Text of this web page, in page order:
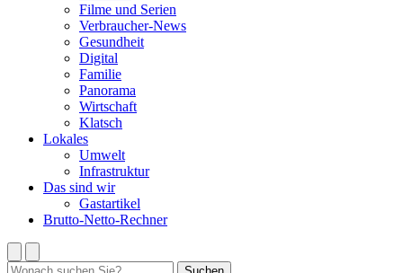
Filme und Serien
Verbraucher-News
Gesundheit
Digital
Familie
Panorama
Wirtschaft
Klatsch
Lokales
Umwelt
Infrastruktur
Das sind wir
Gastartikel
Brutto-Netto-Rechner
Suchen